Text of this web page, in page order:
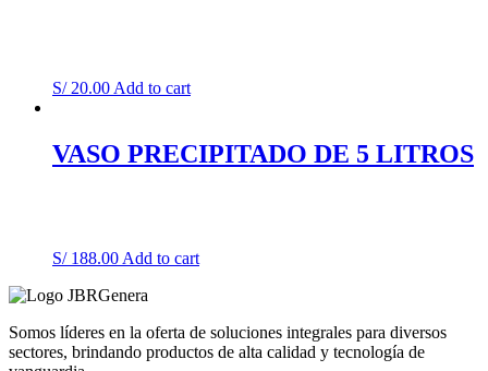
S/20.00 Add to cart
VASO PRECIPITADO DE 5 LITROS
S/188.00 Add to cart
Somos líderes en la oferta de soluciones integrales para diversos
sectores, brindando productos de alta calidad y tecnología de